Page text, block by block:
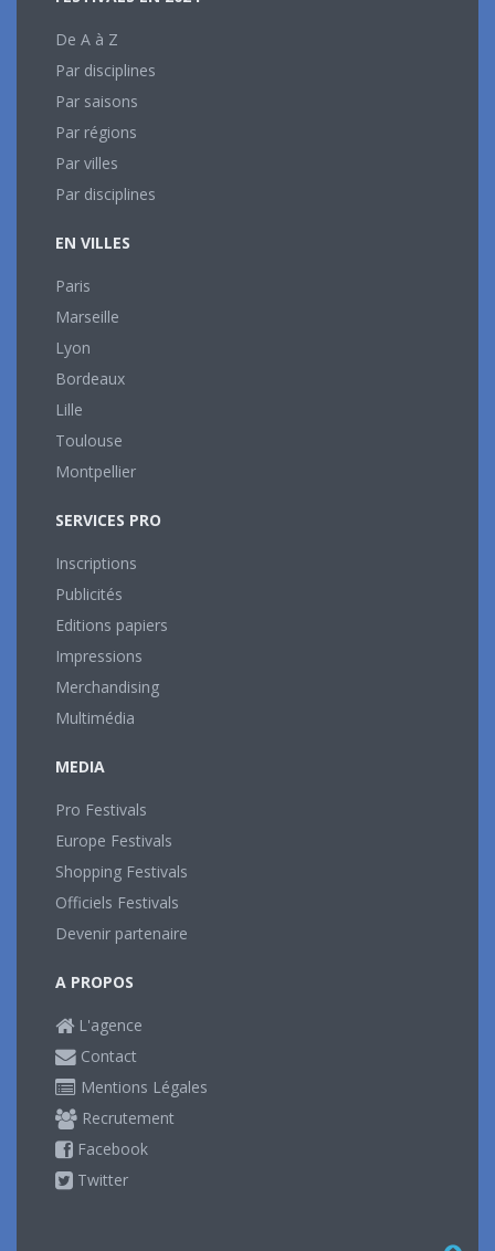
De A à Z
Par disciplines
Par saisons
Par régions
Par villes
Par disciplines
EN VILLES
Paris
Marseille
Lyon
Bordeaux
Lille
Toulouse
Montpellier
SERVICES PRO
Inscriptions
Publicités
Editions papiers
Impressions
Merchandising
Multimédia
MEDIA
Pro Festivals
Europe Festivals
Shopping Festivals
Officiels Festivals
Devenir partenaire
A PROPOS
L'agence
Contact
Mentions Légales
Recrutement
Facebook
Twitter